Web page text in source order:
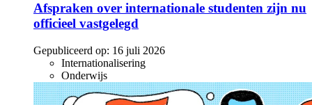
Afspraken over internationale studenten zijn nu
officieel vastgelegd
Gepubliceerd op: 16 juli 2026
Internationalisering
Onderwijs